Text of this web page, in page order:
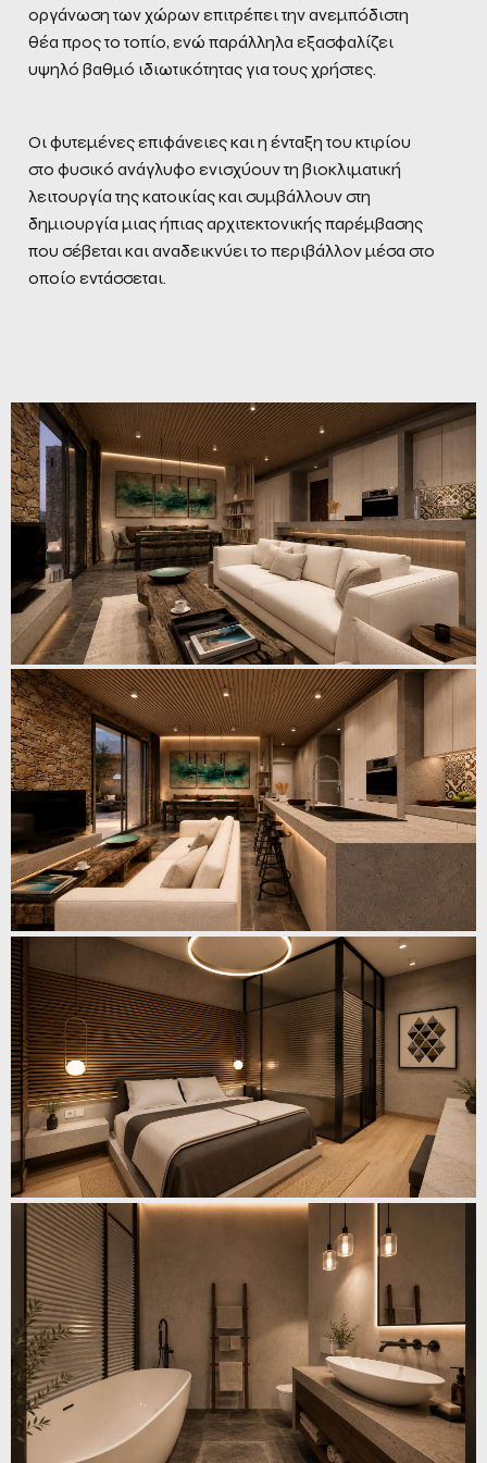
οργάνωση των χώρων επιτρέπει την ανεμπόδιστη
θέα προς το τοπίο, ενώ παράλληλα εξασφαλίζει
υψηλό βαθμό ιδιωτικότητας για τους χρήστες.
Οι φυτεμένες επιφάνειες και η ένταξη του κτιρίου
στο φυσικό ανάγλυφο ενισχύουν τη βιοκλιματική
λειτουργία της κατοικίας και συμβάλλουν στη
δημιουργία μιας ήπιας αρχιτεκτονικής παρέμβασης
που σέβεται και αναδεικνύει το περιβάλλον μέσα στο
οποίο εντάσσεται.